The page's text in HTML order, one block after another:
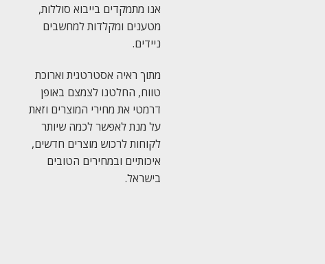
אנו מתמקדים בייבוא סוללות,
מטענים ומקלדות למחשבים
ניידים.
מתוך ראיה אסטרטגית וארוכת
טווח, החלטנו לצמצם באופן
דרמטי את מחירי המוצרים וזאת
על מנת לאפשר לכמה שיותר
לקוחות לרכוש מוצרים חדשים,
איכותיים ובמחירים הטובים
בישראל.